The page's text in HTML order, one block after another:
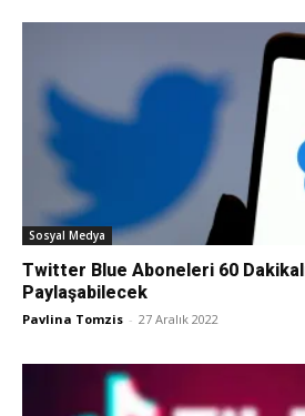
ve
–
Sosyal Medya
Twitter Blue Aboneleri 60
Paylaşabilecek
Pavlina Tomzis - 27 Aralık 2022